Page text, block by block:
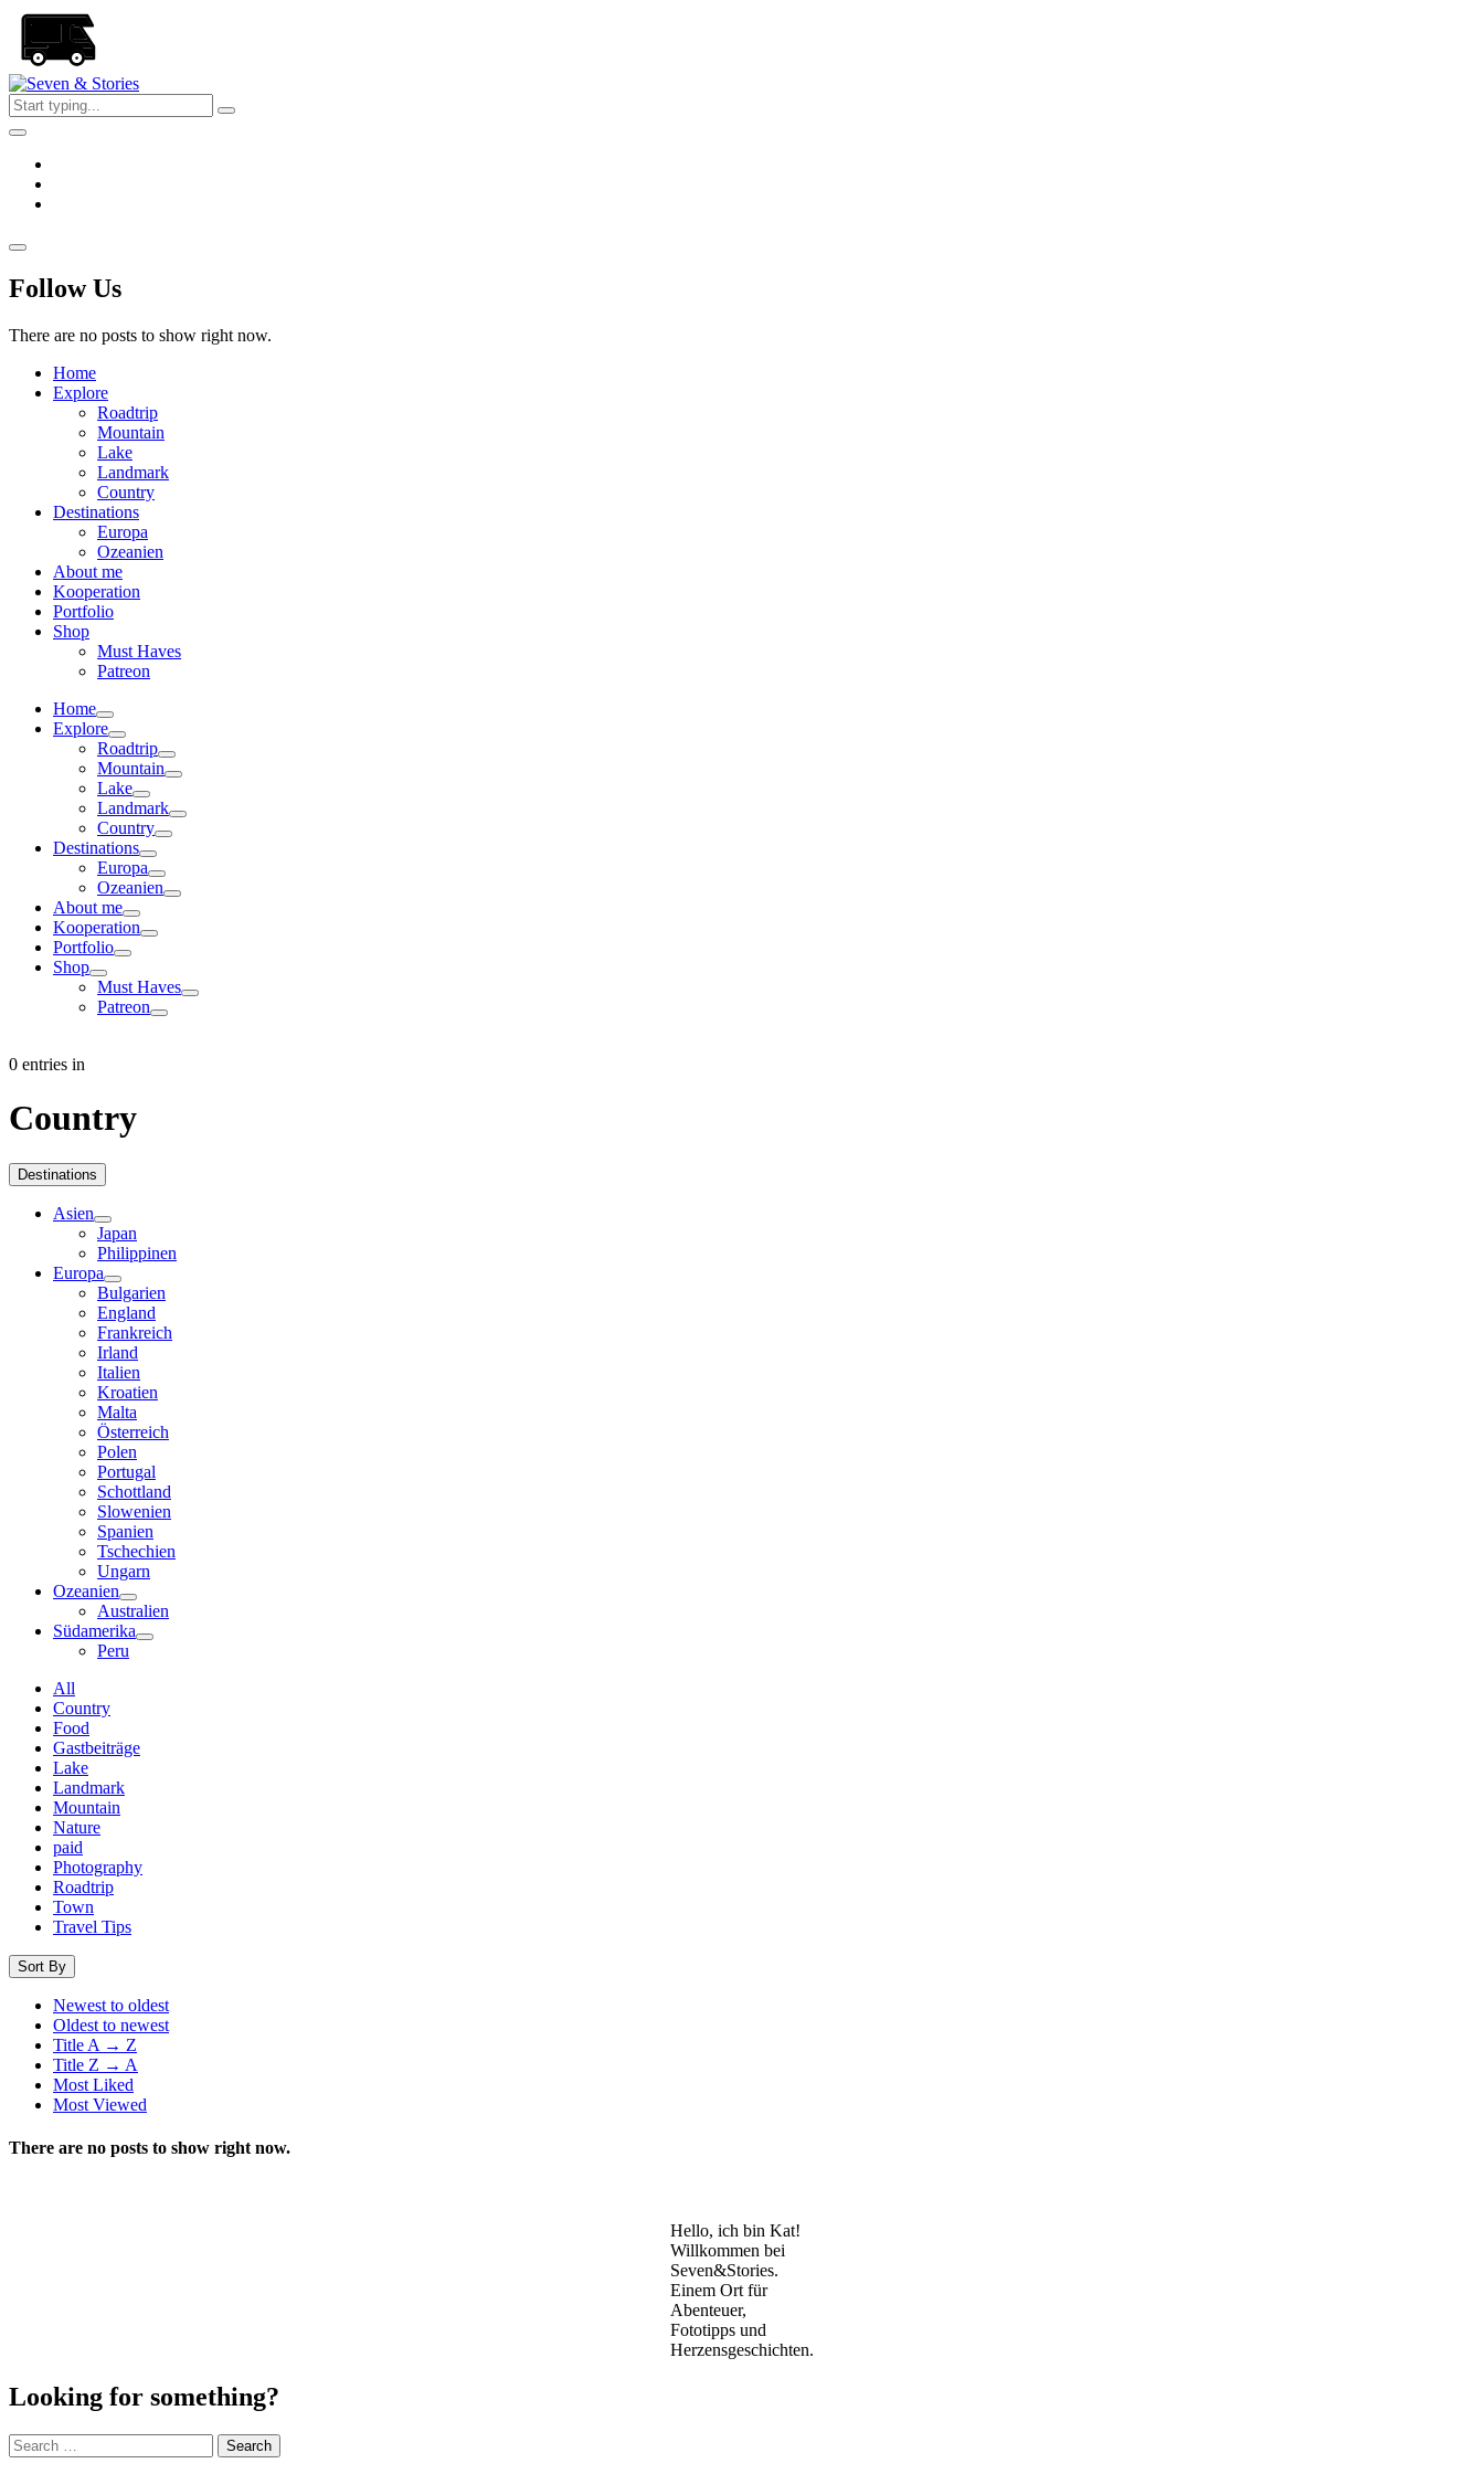
Skip
the
content
Seven
Stories
Follow Us
There are no posts to show right now.
Home
Explore
Roadtrip
Mountain
Lake
Landmark
Country
Destinations
Europa
Ozeanien
About me
Kooperation
Portfolio
Shop
Must Haves
Patreon
Home
Explore
Roadtrip
Mountain
Lake
Landmark
Country
Destinations
Europa
Ozeanien
About me
Kooperation
Portfolio
Shop
Must Haves
Patreon
0 entries in
Country
Destinations
Asien
Japan
Philippinen
Europa
Bulgarien
England
Frankreich
Irland
Italien
Kroatien
Malta
Österreich
Polen
Portugal
Schottland
Slowenien
Spanien
Tschechien
Ungarn
Ozeanien
Australien
Südamerika
Peru
All
Country
Food
Gastbeiträge
Lake
Landmark
Mountain
Nature
paid
Photography
Roadtrip
Town
Travel Tips
Sort By
Newest to oldest
Oldest to newest
Title A → Z
Title Z → A
Most Liked
Most Viewed
There are no posts to show right now.
Hello, ich bin Kat!
Willkommen bei
Seven&Stories.
Einem Ort für
Abenteuer,
Fototipps und
Herzensgeschichten.
Looking for something?
Search